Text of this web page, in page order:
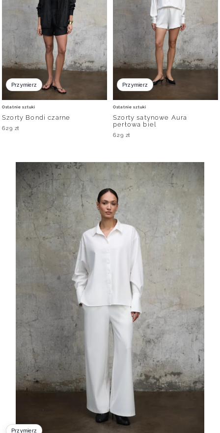
Przymierz
Szorty Bondi czarne
629 zł
Ostatnie sztuki
Przymierz
Szorty satynowe Aura
perłowa biel
629 zł
Ostatnie sztuki
Przymierz